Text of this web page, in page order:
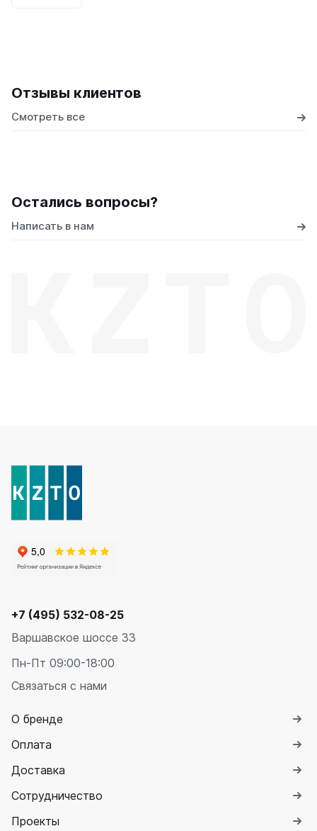
Отзывы клиентов
Смотреть все
Остались вопросы?
Написать в нам
+7 (495) 532-08-25
Варшавское шоссе 33
Пн-Пт 09:00-18:00
Связаться с нами
О бренде
Оплата
Доставка
Сотрудничество
Проекты